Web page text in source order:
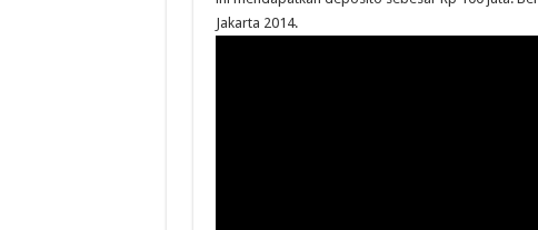
Jakarta 2014.